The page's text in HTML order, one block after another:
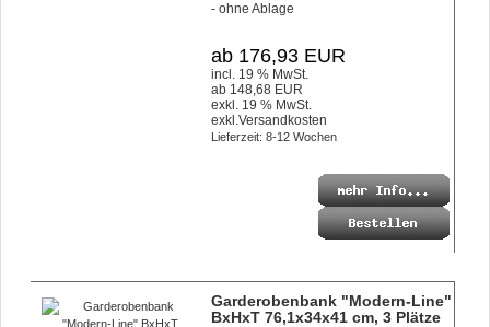
- ohne Ablage
ab 176,93 EUR
incl. 19 % MwSt.
ab 148,68 EUR
exkl. 19 % MwSt.
exkl.Versandkosten
Lieferzeit: 8-12 Wochen
Garderobenbank "Modern-Line"
BxHxT 76,1x34x41 cm, 3 Plätze